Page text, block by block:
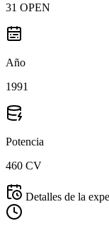
31 OPEN
Año
1991
Potencia
460 CV
Detalles de la